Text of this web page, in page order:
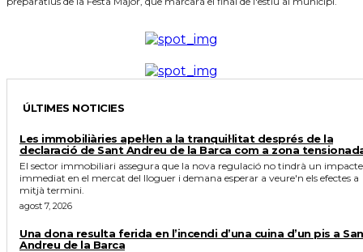
ÚLTIMES NOTICIES
Les immobiliàries apel·len a la tranquil·litat després de la
declaració de Sant Andreu de la Barca com a zona
El sector immobiliari assegura que la nova regulació no tindrà un impacte
immediat en el mercat del lloguer i demana esperar a veure'n els efectes a
mitjà termini.
agost 7, 2026
Una dona resulta ferida en l’incendi d’una cuina d’un pis a
Andreu de la Barca